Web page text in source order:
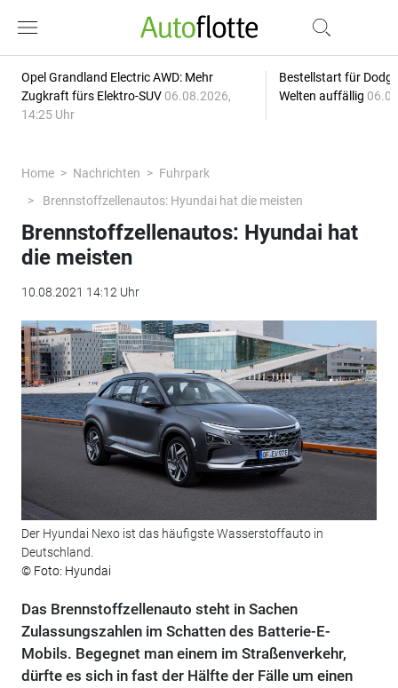
Opel Grandland Electric AWD: Mehr
Zugkraft fürs Elektro-SUV 06.08.2026,
14:25 Uhr
Bestellstart für
Welten auffällig
Home Nachrichten
Fuhrpark
Brennstoffzellenautos: Hyundai hat die meisten
Brennstoffzellenautos: Hyundai hat
die meisten
10.08.2021 14:12 Uhr
Der Hyundai Nexo ist das häufigste Wasserstoffauto in
Deutschland.
© Foto: Hyundai
Das Brennstoffzellenauto steht in Sachen
Zulassungszahlen im Schatten des Batterie-E-
Mobils. Begegnet man einem im Straßenverkehr,
dürfte es sich in fast der Hälfte der Fälle um einen